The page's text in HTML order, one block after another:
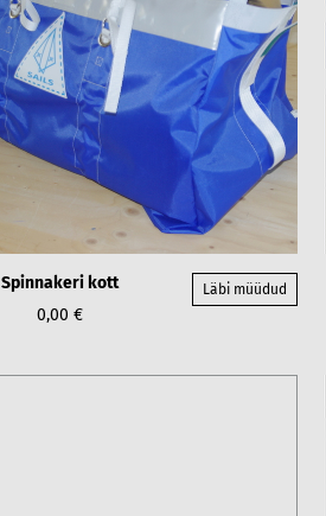
Spinnakeri kott
0,00 €
Läbi müüdud